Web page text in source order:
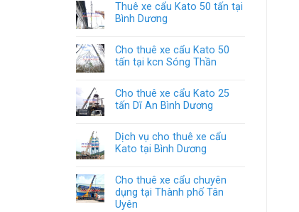
Thuê xe cẩu Kato 50 tấn tại
Bình Dương
Cho thuê xe cẩu Kato 50
tấn tại kcn Sóng Thần
Cho thuê xe cẩu Kato 25
tấn Dĩ An Bình Dương
Dịch vụ cho thuê xe cẩu
Kato tại Bình Dương
Cho thuê xe cẩu chuyên
dụng tại Thành phố Tân
Uyên